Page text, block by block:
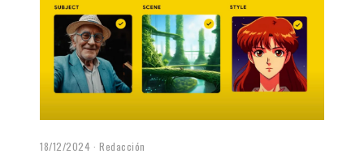
18/12/2024 Redacción